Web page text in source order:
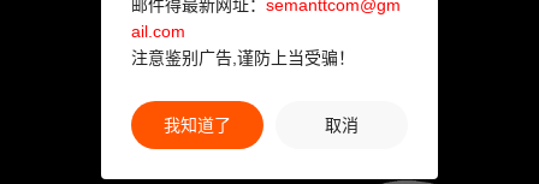
邮件得最新网址： semanttcom@gm
ail.com
注意鉴别广告,谨防上当受骗！
我知道了 取消